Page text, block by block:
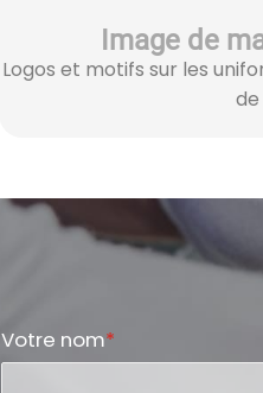
Image de
Logos et motifs sur les
Votre nom*